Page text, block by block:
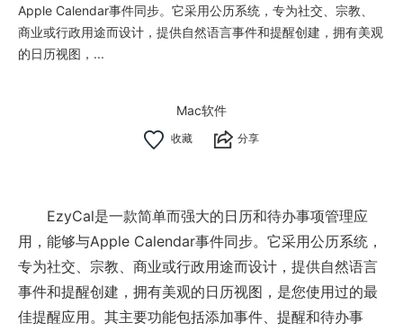
Apple Calendar事件同步。它采用公历系统，专为社交、宗教、
商业或行政用途而设计，提供自然语言事件和提醒创建，拥有美观
的日历视图，...
Mac软件
分享
EzyCal是一款简单而强大的日历和待办事项管理应
用，能够与Apple Calendar事件同步。它采用公历系统，
专为社交、宗教、商业或行政用途而设计，提供自然语言
事件和提醒创建，拥有美观的日历视图，是您使用过的最
佳提醒应用。其主要功能包括添加事件、提醒和待办事